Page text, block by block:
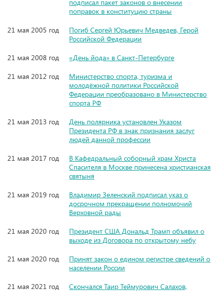
подписал пакет законов о внесении
поправок в конституцию страны
21 мая 2005 год
Погиб Сергей Юрьевич Медведев, Герой
Российской Федерации
21 мая 2008 год
«День йода» в Санкт-Петербурге
21 мая 2012 год
Министерство спорта, туризма и
молодёжной политики Российской
Федерации преобразовано в Министерство
спорта РФ
21 мая 2013 год
День полярника установлен Указом
Президента РФ в знак признания заслуг
людей данной профессии
21 мая 2017 год
В Кафедральный соборный храм Христа
Спасителя в Москве принесена христианская
святыня
21 мая 2019 год
Владимир Зеленский подписал указ о
досрочном прекращении полномочий
Верховной рады
21 мая 2020 год
Президент США Дональд Трамп объявил о
выходе из Договора по открытому небу
21 мая 2020 год
Принят закон о едином регистре сведений о
населении России
21 мая 2021 год
Скончался Таир Теймурович Салахов,